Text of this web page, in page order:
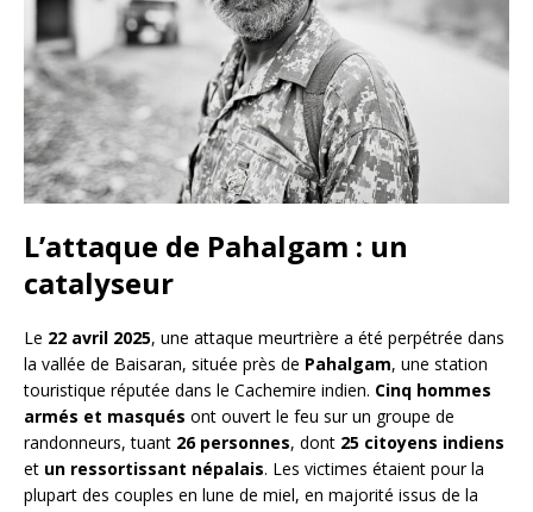
L’attaque de Pahalgam : un
catalyseur
Le 22 avril 2025, une attaque meurtrière a été perpétrée dans
la vallée de Baisaran, située près de Pahalgam, une station
touristique réputée dans le Cachemire indien. Cinq hommes
armés et masqués ont ouvert le feu sur un groupe de
randonneurs, tuant 26 personnes, dont 25 citoyens indiens
et un ressortissant népalais. Les victimes étaient pour la
plupart des couples en lune de miel, en majorité issus de la